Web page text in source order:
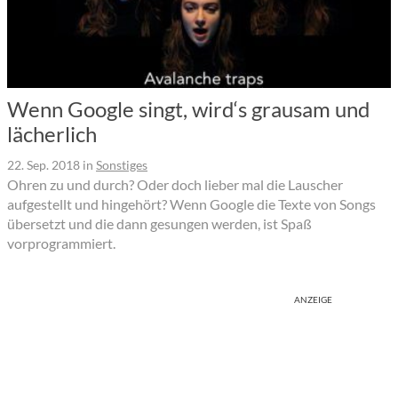
Wenn Google singt, wird‘s grausam und
lächerlich
22. Sep. 2018 in Sonstiges
Ohren zu und durch? Oder doch lieber mal die Lauscher
aufgestellt und hingehört? Wenn Google die Texte von Songs
übersetzt und die dann gesungen werden, ist Spaß
vorprogrammiert.
ANZEIGE